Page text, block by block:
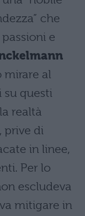
che
e
mirare al
su questi
realtà
prive di
in linee,
Per lo
escludeva
mitigare in